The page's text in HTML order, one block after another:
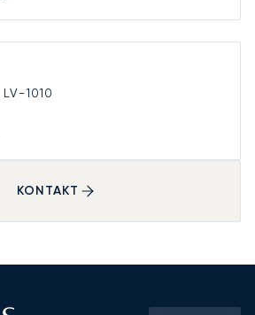
LV-1010
KONTAKT